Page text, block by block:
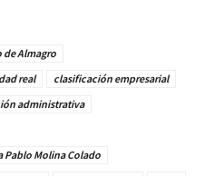
Almagro
real
clasificación empresarial
administrativa
Pablo Molina Colado